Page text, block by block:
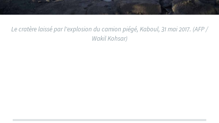
Le cratère laissé par l'explosion du camion piégé, Kaboul, 31 mai 2017. (AFP /
Wakil Kohsar)